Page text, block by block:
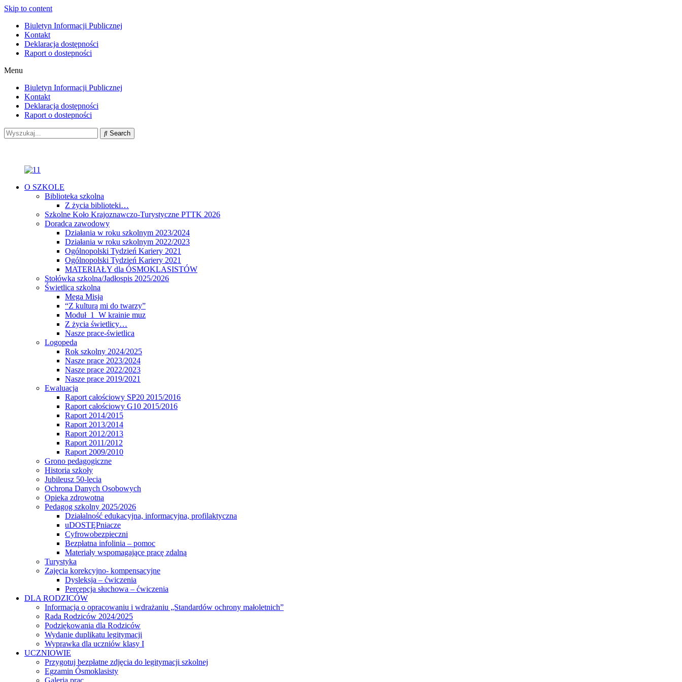
Skip to content
Biuletyn Informacji Publicznej
Kontakt
Deklaracja dostępności
Raport o dostepności
Menu
Biuletyn Informacji Publicznej
Kontakt
Deklaracja dostępności
Raport o dostepności
Search
O SZKOLE
Biblioteka szkolna
Z życia biblioteki…
Szkolne Koło Krajoznawczo-Turystyczne PTTK 2026
Doradca zawodowy
Działania w roku szkolnym 2023/2024
Działania w roku szkolnym 2022/2023
Ogólnopolski Tydzień Kariery 2021
Ogólnopolski Tydzień Kariery 2021
MATERIAŁY dla ÓSMOKLASISTÓW
Stołówka szkolna/Jadłospis 2025/2026
Świetlica szkolna
Mega Misja
“Z kulturą mi do twarzy”
Moduł 1 W krainie muz
Z życia świetlicy…
Nasze prace-świetlica
Logopeda
Rok szkolny 2024/2025
Nasze prace 2023/2024
Nasze prace 2022/2023
Nasze prace 2019/2021
Ewaluacja
Raport całościowy SP20 2015/2016
Raport całościowy G10 2015/2016
Raport 2014/2015
Raport 2013/2014
Raport 2012/2013
Raport 2011/2012
Raport 2009/2010
Grono pedagogiczne
Historia szkoły
Jubileusz 50-lecia
Ochrona Danych Osobowych
Opieka zdrowotna
Pedagog szkolny 2025/2026
Działalność edukacyjna, informacyjna, profilaktyczna
uDOSTĘPniacze
Cyfrowobezpieczni
Bezpłatna infolinia – pomoc
Materiały wspomagające pracę zdalną
Turystyka
Zajęcia korekcyjno- kompensacyjne
Dysleksja – ćwiczenia
Percepcja słuchowa – ćwiczenia
DLA RODZICÓW
Informacja o opracowaniu i wdrażaniu „Standardów ochrony małoletnich”
Rada Rodziców 2024/2025
Podziękowania dla Rodziców
Wydanie duplikatu legitymacji
Wyprawka dla uczniów klasy I
UCZNIOWIE
Przygotuj bezpłatne zdjęcia do legitymacji szkolnej
Egzamin Ósmoklasisty
Galeria prac